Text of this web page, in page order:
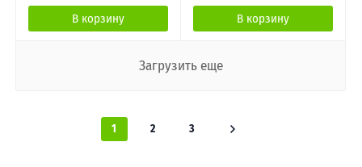
В корзину В корзину
Загрузить еще
1 2 3